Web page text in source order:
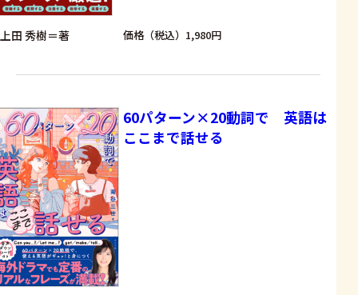
上田 秀樹＝著 価格（税込）1,980円
60パターン×20動詞で 英語は
ここまで話せる